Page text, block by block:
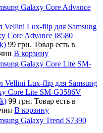
Galaxy Core Advance
Vellini Lux-flip для Samsung
Core Advance I8580
99 грн. Товар есть в
В корзину
Galaxy Core Lite SM-
Vellini Lux-flip для Samsung
Core Lite SM-G3586V
99 грн. Товар есть в
В корзину
Galaxy Trend S7390